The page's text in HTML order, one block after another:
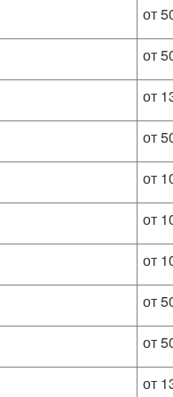
от
от
от
от
от
от
от
от
от
от